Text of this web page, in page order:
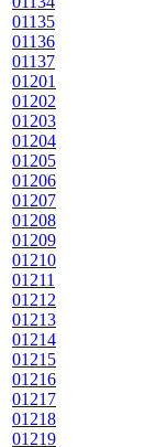
01135
01136
01137
01201
01202
01203
01204
01205
01206
01207
01208
01209
01210
01211
01212
01213
01214
01215
01216
01217
01218
01219